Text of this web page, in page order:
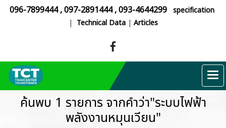
096-7899444,097-2891444,093-4644299 specification
| Technical Data| Articles
ค้นพบ 1 รายการ จากคำว่า"ระบบไฟฟ้า
พลังงานหมุนเวียน"